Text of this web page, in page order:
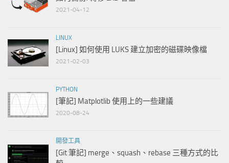
2021-04-12
LINUX
[Linux] 如何使用 LUKS 建立加密的磁碟映像檔
2021-02-03
PYTHON
[筆記] Matplotlib 使用上的一些建議
2020-08-24
開發工具
[Git 筆記] merge、squash、rebase 三種方式的比